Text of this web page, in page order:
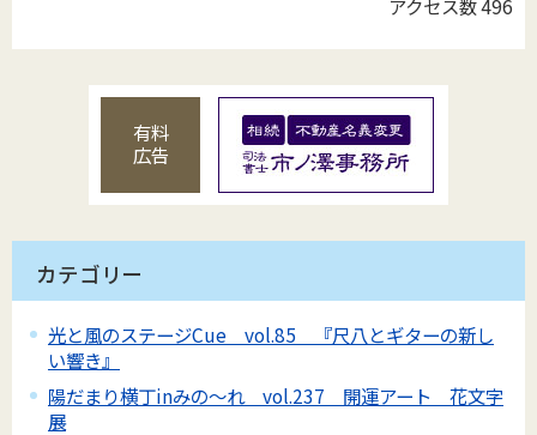
アクセス数496
有料
広告
カテゴリー
光と風のステージCue vol.85 『尺八とギターの新し
い響き』
陽だまり横丁inみの～れ vol.237 開運アート 花文字
展